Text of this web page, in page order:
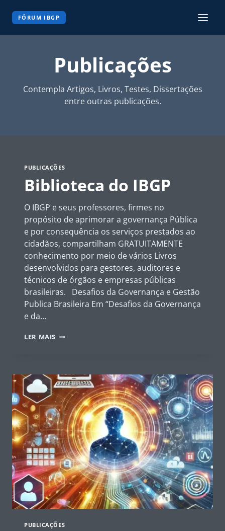
FÓRUM IBGP
Publicações
Contempla Artigos, Livros, Testes, Dissertações
entre outras publicações.
PUBLICAÇÕES
Biblioteca do IBGP
O IBGP e seus professores, firmes no
propósito de aprimorar a governança Pública
e por consequência os serviços prestados ao
cidadãos, compartilham GRATUITAMENTE
conhecimento por meio de vários Livros
desenvolvidos para gestores, auditores e
técnicos de órgãos e empresas públicas
brasileiras. Desafios da Governança e Gestão
Publica Brasileira Em “Desafios da Governança
e da…
LER MAIS BIBLIOTECA
PUBLICAÇÕES